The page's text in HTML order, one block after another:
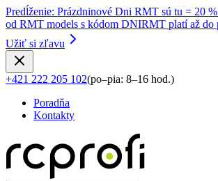
Predĺženie: Prázdninové Dni RMT sú tu = 20
od RMT models s kódom DNIRMT platí až do
Užiť si zľavu
+421 222 205 102(po–pia: 8–16 hod.)
Poradňa
Kontakty